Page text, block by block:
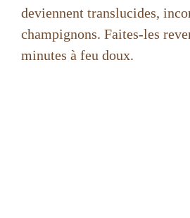
deviennent translucides,
champignons. Faites-les
minutes à feu doux.